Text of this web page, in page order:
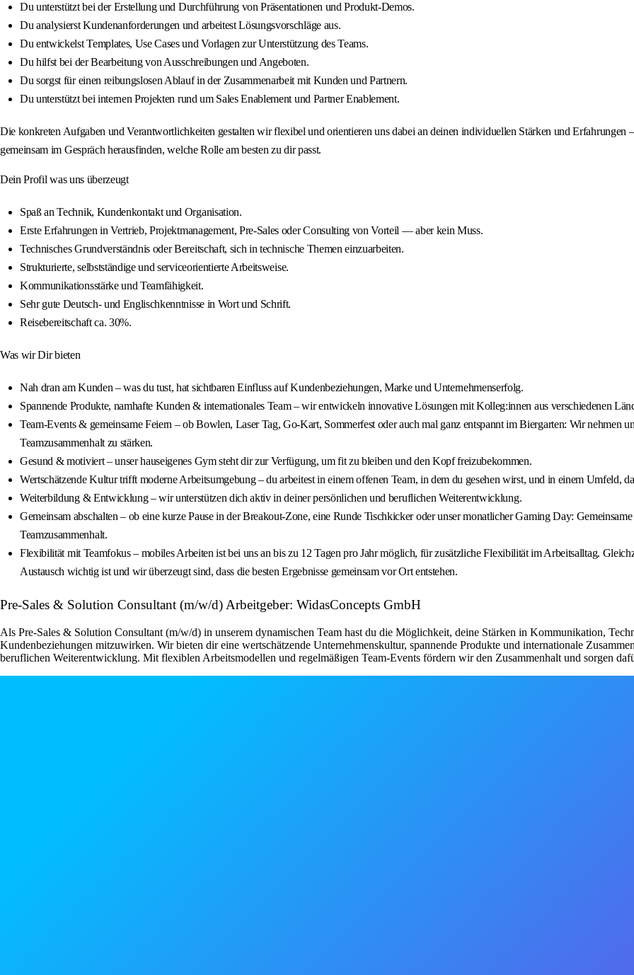
Du unterstützt bei der Erstellung und Durchführung von Präsentationen und Produkt‑Demos.
Du analysierst Kundenanforderungen und arbeitest Lösungsvorschläge aus.
Du entwickelst Templates, Use Cases und Vorlagen zur Unterstützung des Teams.
Du hilfst bei der Bearbeitung von Ausschreibungen und Angeboten.
Du sorgst für einen reibungslosen Ablauf in der Zusammenarbeit mit Kunden und Partnern.
Du unterstützt bei internen Projekten rund um Sales Enablement und Partner Enablement.
Die konkreten Aufgaben und Verantwortlichkeiten gestalten wir flexibel und orientieren uns dabei an deinen individuellen Stärken und Erfahrungen
gemeinsam im Gespräch herausfinden, welche Rolle am besten zu dir passt.
Dein Profil was uns überzeugt
Spaß an Technik, Kundenkontakt und Organisation.
Erste Erfahrungen in Vertrieb, Projektmanagement, Pre‑Sales oder Consulting von Vorteil — aber kein Muss.
Technisches Grundverständnis oder Bereitschaft, sich in technische Themen einzuarbeiten.
Strukturierte, selbstständige und serviceorientierte Arbeitsweise.
Kommunikationsstärke und Teamfähigkeit.
Sehr gute Deutsch‑ und Englischkenntnisse in Wort und Schrift.
Reisebereitschaft ca. 30%.
Was wir Dir bieten
Nah dran am Kunden – was du tust, hat sichtbaren Einfluss auf Kundenbeziehungen, Marke und Unternehmenserfolg.
Spannende Produkte, namhafte Kunden & internationales Team – wir entwickeln innovative Lösungen mit Kolleg:innen aus verschiedenen
Team‑Events & gemeinsame Feiern – ob Bowlen, Laser Tag, Go‑Kart, Sommerfest oder auch mal ganz entspannt im Biergarten: Wir nehmen
Teamzusammenhalt zu stärken.
Gesund & motiviert – unser hauseigenes Gym steht dir zur Verfügung, um fit zu bleiben und den Kopf freizubekommen.
Wertschätzende Kultur trifft moderne Arbeitsumgebung – du arbeitest in einem offenen Team, in dem du gesehen wirst, und in einem Umfeld,
Weiterbildung & Entwicklung – wir unterstützen dich aktiv in deiner persönlichen und beruflichen Weiterentwicklung.
Gemeinsam abschalten – ob eine kurze Pause in der Breakout‑Zone, eine Runde Tischkicker oder unser monatlicher Gaming Day:
Teamzusammenhalt.
Flexibilität mit Teamfokus – mobiles Arbeiten ist bei uns an bis zu 12 Tagen pro Jahr möglich, für zusätzliche Flexibilität im Arbeitsalltag.
Austausch wichtig ist und wir überzeugt sind, dass die besten Ergebnisse gemeinsam vor Ort entstehen.
Pre-Sales & Solution Consultant (m/w/d) Arbeitgeber: WidasConcepts GmbH
Als Pre-Sales & Solution Consultant (m/w/d) in unserem dynamischen Team hast du die Möglichkeit, deine Stärken in Kommunikation,
Kundenbeziehungen mitzuwirken. Wir bieten dir eine wertschätzende Unternehmenskultur, spannende Produkte und internationale
beruflichen Weiterentwicklung. Mit flexiblen Arbeitsmodellen und regelmäßigen Team-Events fördern wir den Zusammenhalt und sorgen